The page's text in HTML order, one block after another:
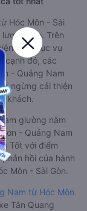
Hóc Môn - Sài
cao. Trên
đại phục vụ
cạnh đó, các
- Quảng Nam
ngừng cải thiện
khách.
giường nằm
- Quảng Nam
Tốt với điểm
hồi của hành
Môn - Sài Gòn.
Nam từ Hóc Môn
Tân Quang